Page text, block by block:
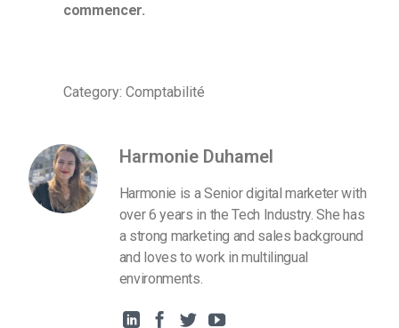
commencer.
Category: Comptabilité
Harmonie Duhamel
Harmonie is a Senior digital marketer with
over 6 years in the Tech Industry. She has
a strong marketing and sales background
and loves to work in multilingual
environments.